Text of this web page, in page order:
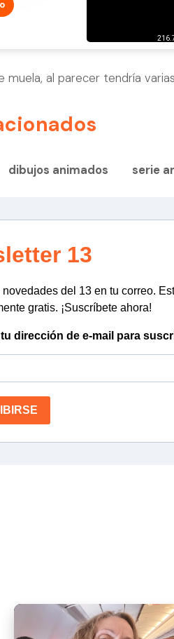
al parecer tendría
dibujos animados serie
13
del 13 en tu correo.
gratis. ¡Suscríbete ahora!
dirección de e-mail para